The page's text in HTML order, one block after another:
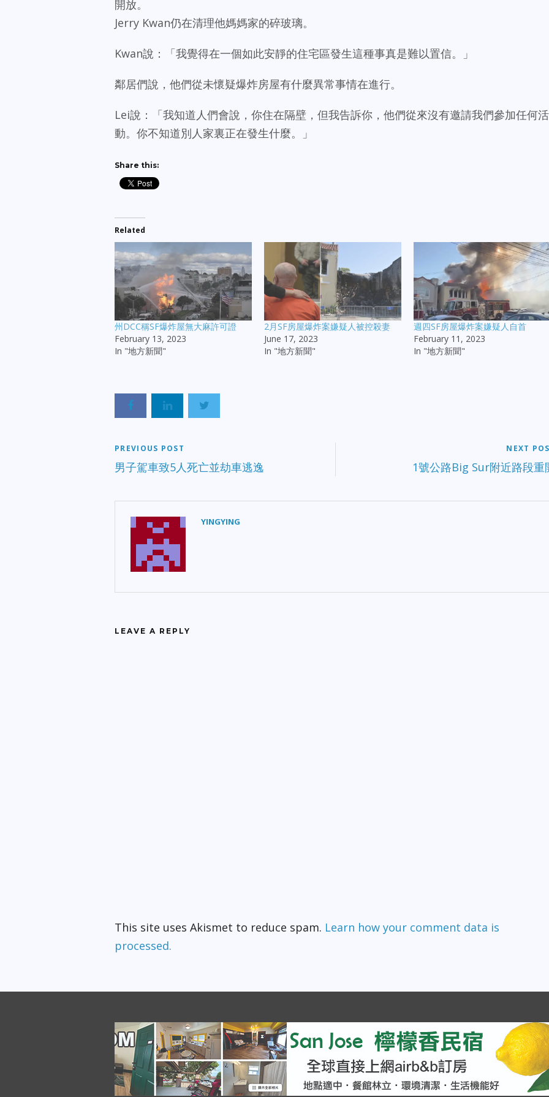
開放。
Jerry Kwan仍在清理他媽媽家的碎玻璃。
Kwan說：「我覺得在一個如此安靜的住宅區發生這種事真是難以置信。」
鄰居們說，他們從未懷疑爆炸房屋有什麼異常事情在進行。
Lei說：「我知道人們會說，你住在隔壁，但我告訴你，他們從來沒有邀請我們參加任何活
動。你不知道別人家裏正在發生什麼。」
Share this:
Related
州DCC稱SF爆炸屋無大麻許可證
February 13, 2023
In "地方新聞"
2月SF房屋爆炸案嫌疑人被控殺妻
June 17, 2023
In "地方新聞"
週四SF房屋爆炸案嫌疑人自首
February 11, 2023
In "地方新聞"
PREVIOUS POST
男子駕車致5人死亡並劫車逃逸
NEXT
1號公路Big Sur附近路段重
YINGYING
LEAVE A REPLY
This site uses Akismet to reduce spam. Learn how your comment data is
processed.